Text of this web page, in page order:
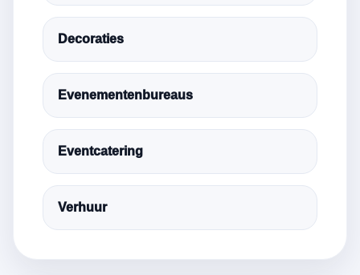
Decoraties
Evenementenbureaus
Eventcatering
Verhuur